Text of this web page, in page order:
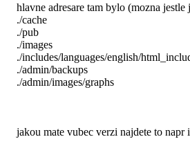
hlavne adresare tam bylo (mozna
./cache
./pub
./images
./includes/languages/english/
./admin/backups
./admin/images/graphs
jakou mate vubec verzi najdete to